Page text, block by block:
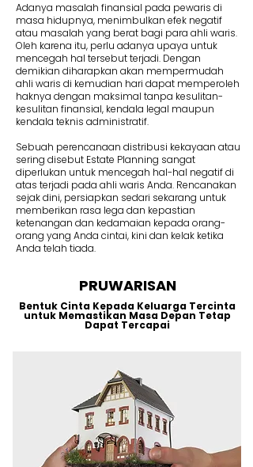
Adanya masalah finansial pada pewaris di
masa hidupnya, menimbulkan efek negatif
atau masalah yang berat bagi para ahli waris.
Oleh karena itu, perlu adanya upaya untuk
mencegah hal tersebut terjadi. Dengan
demikian diharapkan akan mempermudah
ahli waris di kemudian hari dapat memperoleh
haknya dengan maksimal tanpa kesulitan-
kesulitan finansial, kendala legal maupun
kendala teknis administratif.
Sebuah perencanaan distribusi kekayaan atau
sering disebut Estate Planning sangat
diperlukan untuk mencegah hal-hal negatif di
atas terjadi pada ahli waris Anda. Rencanakan
sejak dini, persiapkan sedari sekarang untuk
memberikan rasa lega dan kepastian
ketenangan dan kedamaian kepada orang-
orang yang Anda cintai, kini dan kelak ketika
Anda telah tiada.
PRUWARISAN
Bentuk Cinta Kepada Keluarga Tercinta
untuk Memastikan Masa Depan Tetap
Dapat Tercapai